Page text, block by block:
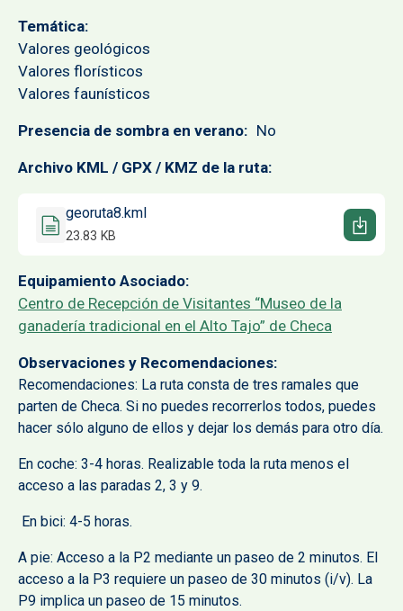
Temática
Valores geológicos
Valores florísticos
Valores faunísticos
Presencia de sombra en verano No
Archivo KML / GPX / KMZ de la ruta
georuta8.kml
23.83 KB
Equipamiento Asociado
Centro de Recepción de Visitantes “Museo de la
ganadería tradicional en el Alto Tajo” de Checa
Observaciones y Recomendaciones
Recomendaciones: La ruta consta de tres ramales que
parten de Checa. Si no puedes recorrerlos todos, puedes
hacer sólo alguno de ellos y dejar los demás para otro día.
En coche: 3-4 horas. Realizable toda la ruta menos el
acceso a las paradas 2, 3 y 9.
En bici: 4-5 horas.
A pie: Acceso a la P2 mediante un paseo de 2 minutos. El
acceso a la P3 requiere un paseo de 30 minutos (i/v). La
P9 implica un paseo de 15 minutos.